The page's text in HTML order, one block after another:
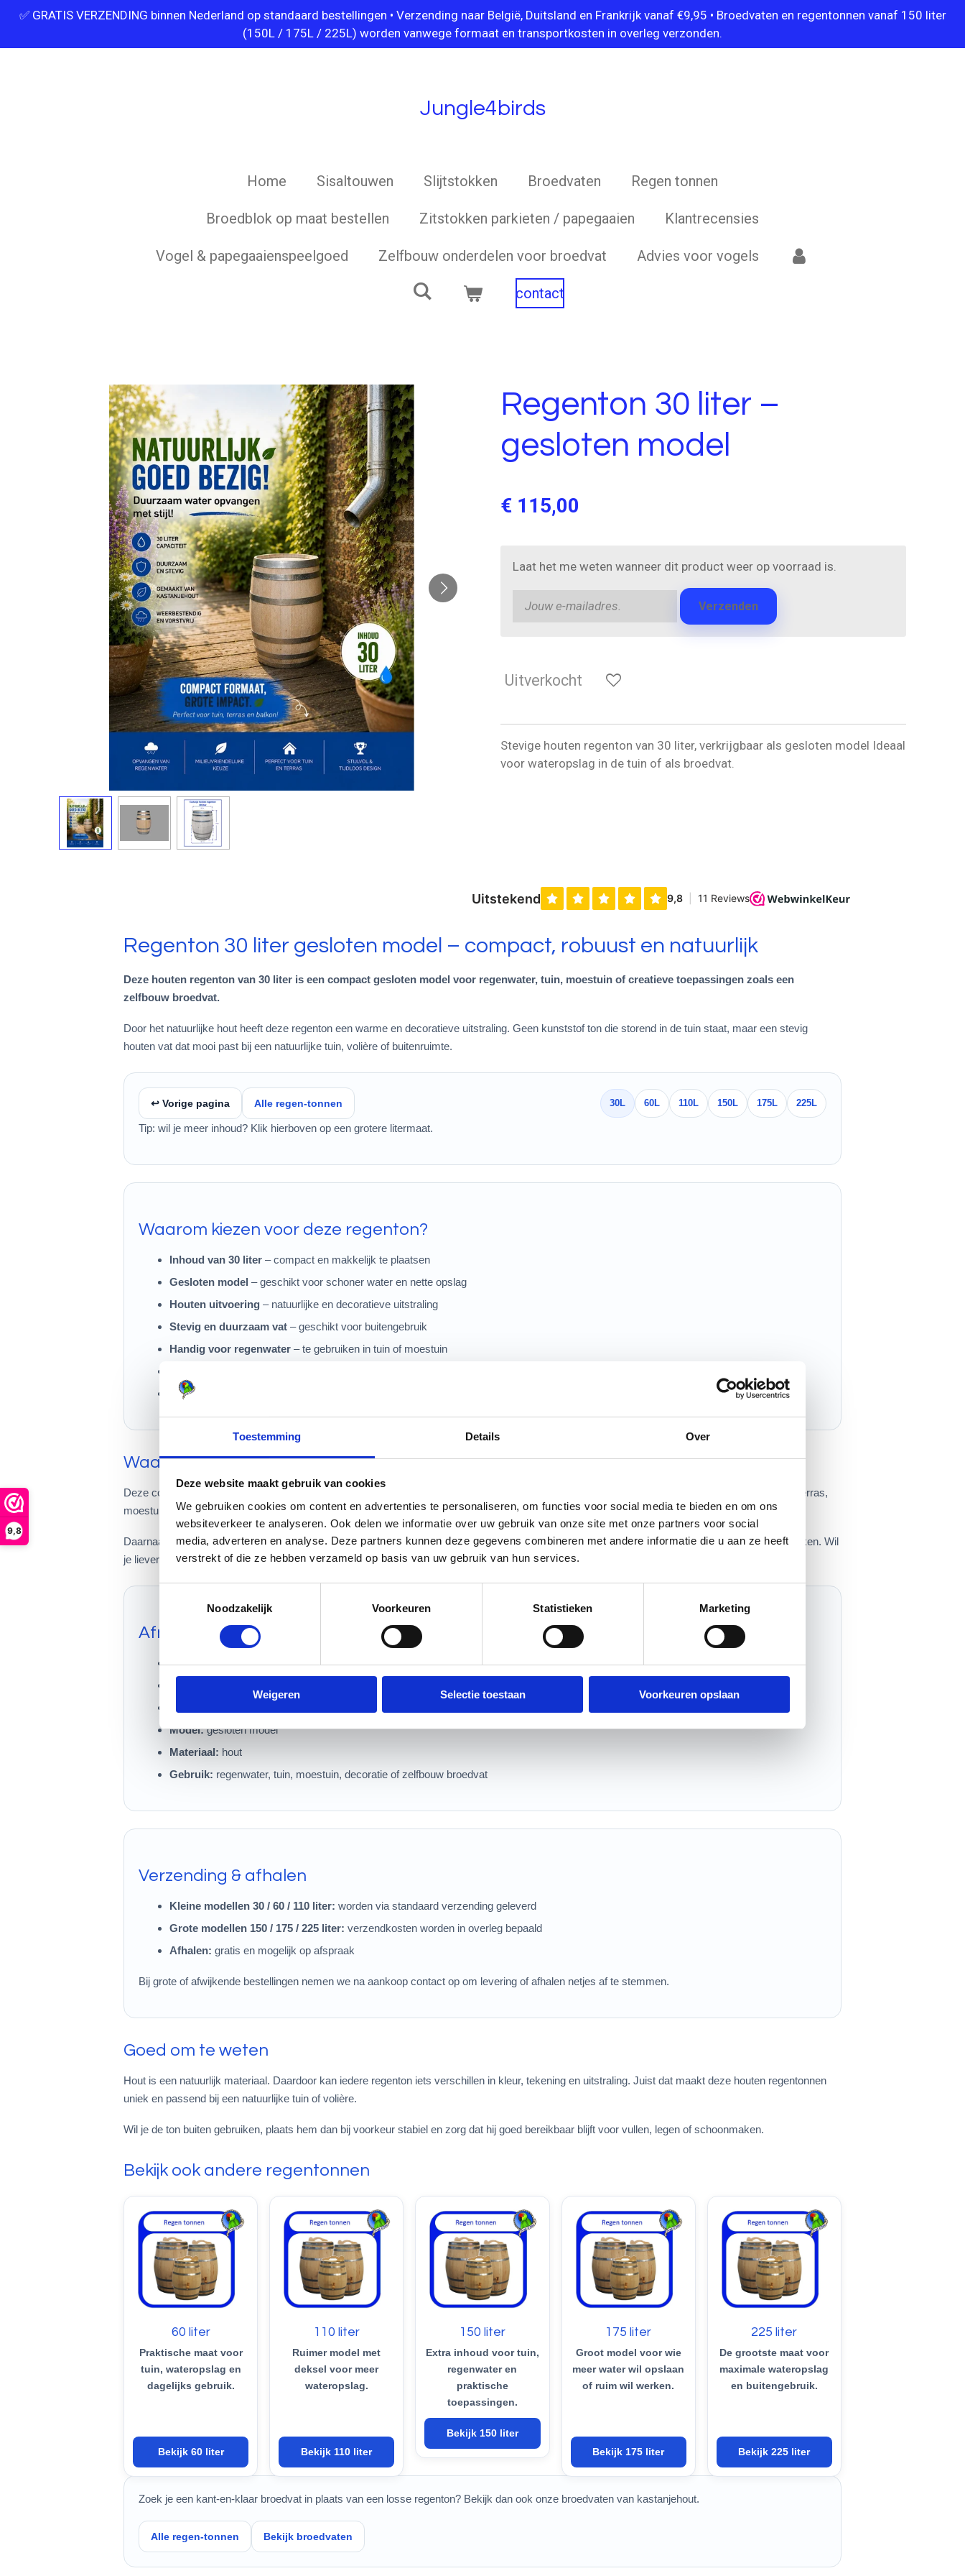
9,8
Toestemming Details Over
Deze website maakt gebruik van cookies
We gebruiken cookies om content en advertenties te personaliseren, om functies voor social media te bieden en om ons
websiteverkeer te analyseren. Ook delen we informatie over uw gebruik van onze site met onze partners voor social
media, adverteren en analyse. Deze partners kunnen deze gegevens combineren met andere informatie die u aan ze heeft
verstrekt of die ze hebben verzameld op basis van uw gebruik van hun services.
Noodzakelijk
Voorkeuren Statistieken Marketing
Weigeren Selectie toestaan Voorkeuren opslaan
Ga
naar
✅ GRATIS VERZENDING binnen Nederland op standaard bestellingen • Verzending naar België, Duitsland en Frankrijk vanaf €9,95 • Broedvaten en regentonnen vanaf 150 liter
(150L / 175L / 225L) worden vanwege formaat en transportkosten in overleg verzonden.
Jungle4birds
Home Sisaltouwen Slijtstokken Broedvaten Regen tonnen
Broedblok op maat bestellen Zitstokken parkieten / papegaaien Klantrecensies
Vogel & papegaaienspeelgoed Zelfbouw onderdelen voor broedvat Advies voor vogels
contact
Regenton 30 liter –
gesloten model
€ 115,00
Laat het me weten wanneer dit product weer op voorraad is.
Verzenden
Uitverkocht
Stevige houten regenton van 30 liter, verkrijgbaar als gesloten model Ideaal
voor wateropslag in de tuin of als broedvat.
Regenton 30 liter gesloten model – compact, robuust en natuurlijk
Deze houten regenton van 30 liter is een compact gesloten model voor regenwater, tuin, moestuin of creatieve toepassingen zoals een
zelfbouw broedvat.
Door het natuurlijke hout heeft deze regenton een warme en decoratieve uitstraling. Geen kunststof ton die storend in de tuin staat, maar een stevig
houten vat dat mooi past bij een natuurlijke tuin, volière of buitenruimte.
↩︎ Vorige pagina Alle regen-tonnen 30L 60L 110L 150L 175L 225L
Tip: wil je meer inhoud? Klik hierboven op een grotere litermaat.
Waarom kiezen voor deze regenton?
Inhoud van 30 liter– compact en makkelijk te plaatsen
Gesloten model – geschikt voor schoner water en nette opslag
Houten uitvoering– natuurlijke en decoratieve uitstraling
Stevig en duurzaam vat– geschikt voor buitengebruik
Handig voor regenwater– te gebruiken in tuin of moestuin
Elke ton is uniek
Waarvoor kun je deze 30 liter regenton gebruiken?
Deze compacte regenton is geschikt voor het opvangen en bewaren van regenwater. Door het kleinere formaat is hij handig voor een kleine tuin, terras,
moestuin, volière of plek waar geen grote ton past.
Daarnaast wordt dit type houten vat ook gebruikt als basis voor maatwerk of zelfbouwprojecten, bijvoorbeeld wanneer je zelf een broedvat wilt maken. Wil
je liever een kant-en-klaar broedvat? Bekijk dan onzebroedvaten van kastanjehout.
Afmetingen circa
Inhoud:30 liter
Model:gesloten model
Materiaal: hout
Gebruik: regenwater, tuin, moestuin, decoratie of zelfbouw broedvat
Verzending & afhalen
Kleine modellen 30 / 60 / 110 liter: worden via standaard verzending geleverd
Grote modellen 150 / 175 / 225 liter: verzendkosten worden in overleg bepaald
Afhalen: gratis en mogelijk op afspraak
Bij grote of afwijkende bestellingen nemen we na aankoop contact op om levering of afhalen netjes af te stemmen.
Goed om te weten
Hout is een natuurlijk materiaal. Daardoor kan iedere regenton iets verschillen in kleur, tekening en uitstraling. Juist dat maakt deze houten regentonnen
uniek en passend bij een natuurlijke tuin of volière.
Wil je de ton buiten gebruiken, plaats hem dan bij voorkeur stabiel en zorg dat hij goed bereikbaar blijft voor vullen, legen of schoonmaken.
Bekijk ook andere regentonnen
60 liter
Praktische maat voor
tuin, wateropslag en
dagelijks gebruik.
Bekijk 60 liter
110 liter
Ruimer model met
deksel voor meer
wateropslag.
Bekijk 110 liter
150 liter
Extra inhoud voor tuin,
regenwater en
praktische
toepassingen.
Bekijk 150 liter
175 liter
Groot model voor wie
meer water wil opslaan
of ruim wil werken.
Bekijk 175 liter
225 liter
De grootste maat voor
maximale wateropslag
en buitengebruik.
Bekijk 225 liter
Zoek je een kant-en-klaar broedvat in plaats van een losse regenton? Bekijk dan ook onze broedvaten van kastanjehout.
Alle regen-tonnen Bekijk broedvaten